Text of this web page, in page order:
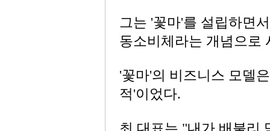
그는 '꽃마'를 설립하면
동소비체라는 개념으로
'꽃마'의 비즈니스 모델
적'이었다.